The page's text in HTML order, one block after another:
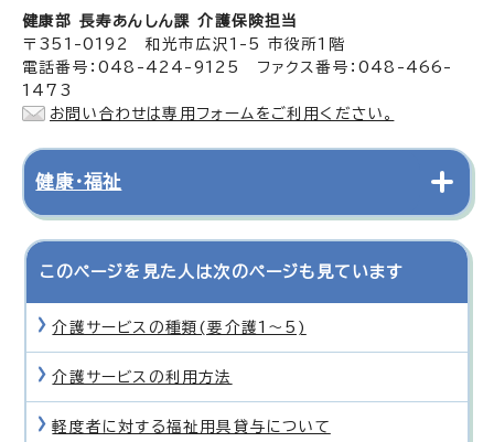
健康部 長寿あんしん課 介護保険担当
〒351-0192 和光市広沢1-5 市役所1階
電話番号：048-424-9125 ファクス番号：048-466-
1473
お問い合わせは専用フォームをご利用ください。
健康・福祉
このページを見た人は次のページも見ています
介護サービスの種類(要介護1〜5)
介護サービスの利用方法
軽度者に対する福祉用具貸与について